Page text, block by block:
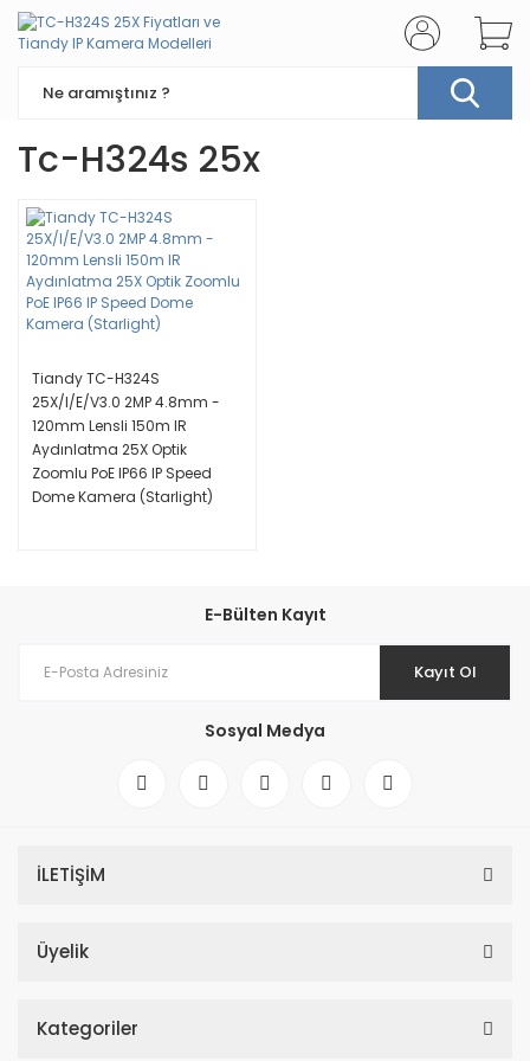
Tc-H324s 25x
Tiandy TC-H324S
25X/I/E/V3.0 2MP 4.8mm -
120mm Lensli 150m IR
Aydınlatma 25X Optik
Zoomlu PoE IP66 IP Speed
Dome Kamera (Starlight)
E-Bülten Kayıt
Kayıt Ol
Sosyal Medya
İLETİŞİM
Üyelik
Kategoriler